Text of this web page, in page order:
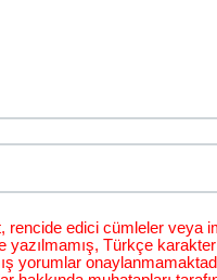
rencide edici cümleler veya
yazılmamış, Türkçe
yorumlar